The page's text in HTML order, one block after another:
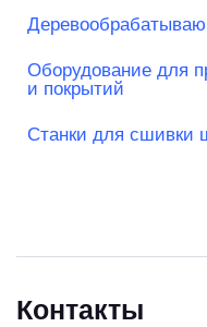
следующие виды
Оборудование для
и покрытий
Станки для сшивки
Контакты